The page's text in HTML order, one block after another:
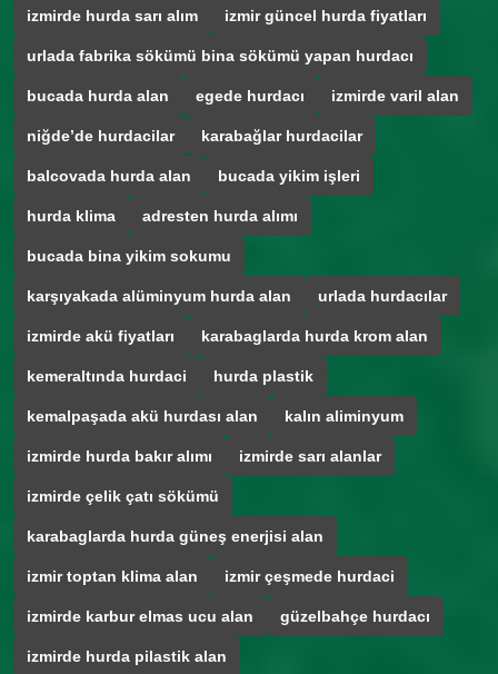
izmirde hurda sarı alım izmir güncel hurda fiyatları
urlada fabrika sökümü bina sökümü yapan hurdacı
bucada hurda alan egede hurdacı izmirde varil alan
niğde’de hurdacilar karabağlar hurdacilar
balcovada hurda alan bucada yikim işleri
hurda klima adresten hurda alımı
bucada bina yikim sokumu
karşıyakada alüminyum hurda alan urlada hurdacılar
izmirde akü fiyatları karabaglarda hurda krom alan
kemeraltında hurdaci hurda plastik
kemalpaşada akü hurdası alan kalın aliminyum
izmirde hurda bakır alımı izmirde sarı alanlar
izmirde çelik çatı sökümü
karabaglarda hurda güneş enerjisi alan
izmir toptan klima alan izmir çeşmede hurdaci
izmirde karbur elmas ucu alan güzelbahçe hurdacı
izmirde hurda pilastik alan